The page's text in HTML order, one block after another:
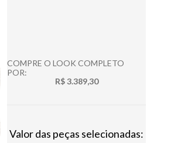
COMPRE O LOOK COMPLETO
POR:
R$ 3.389,30
Valor das peças selecionadas: